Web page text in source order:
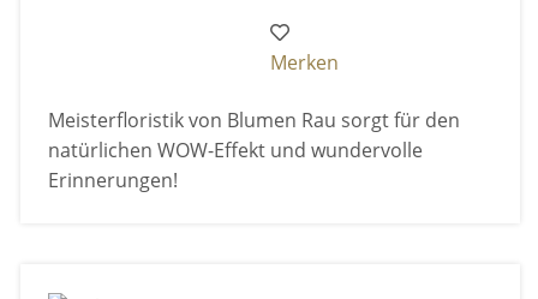
Merken
Meisterfloristik von Blumen Rau sorgt für den
natürlichen WOW-Effekt und wundervolle
Erinnerungen!